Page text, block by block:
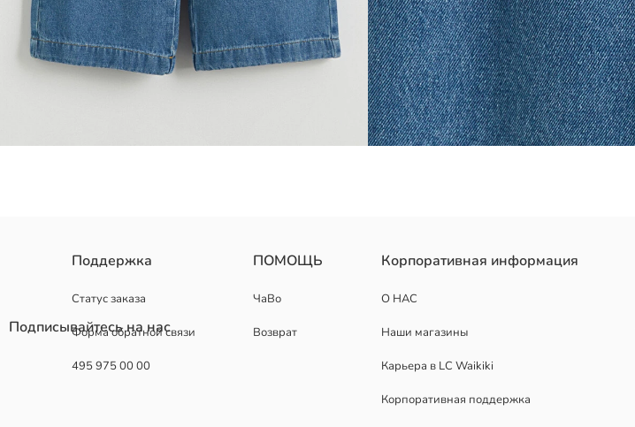
Страна происхождения:
Бренд:
Поддержка
Статус заказа
Форма обратной связи
495 975 00 00
ПОМОЩЬ
ЧаВо
Возврат
Корпоративная информация
О НАС
Наши магазины
Карьера в LC Waikiki
Корпоративная поддержка
Подписывайтесь на нас